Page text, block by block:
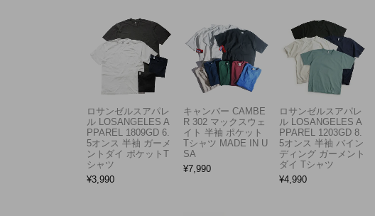
ロサンゼルスアパレ
ル LOSANGELES A
PPAREL 1809GD 6.
5オンス 半袖 ガーメ
ントダイ ポケットT
シャツ
¥3,990
キャンバー CAMBE
R 302 マックスウェ
イト 半袖 ポケット
Tシャツ MADE IN U
SA
¥7,990
ロサンゼルスアパレ
ル LOSANGELES A
PPAREL 1203GD 8.
5オンス 半袖 バイン
ディング ガーメント
ダイ Tシャツ
¥4,990